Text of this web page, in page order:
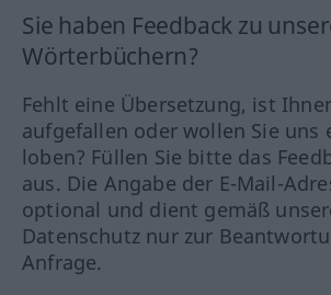
Sie haben Feedback zu
Wörterbüchern?
Fehlt eine Übersetzung, ist
aufgefallen oder wollen Sie uns
loben? Füllen Sie bitte das
aus. Die Angabe der E-Mail-
optional und dient gemäß
Datenschutz nur zur
Anfrage.